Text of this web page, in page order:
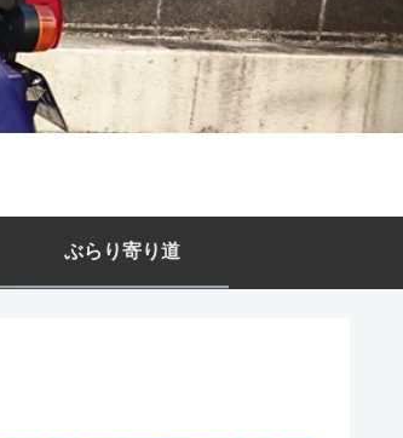
ぶらり寄り道